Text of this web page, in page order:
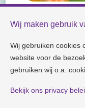
Ontwerp en
Wij maken gebruik
Wij gebruiken cookies
website voor de
gebruiken wij o.a.
Bekijk ons privacy